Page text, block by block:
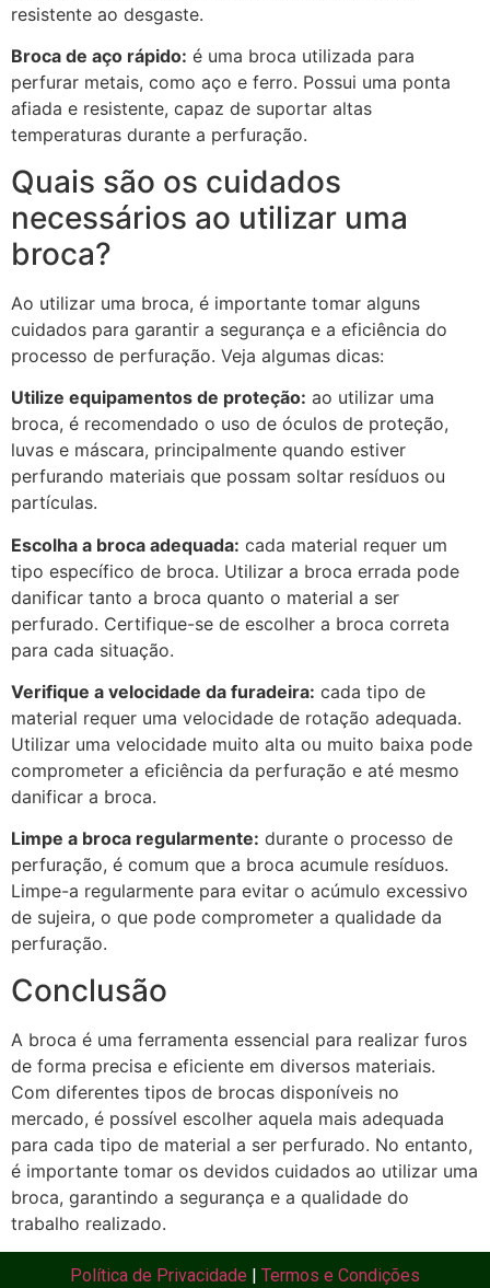
resistente ao desgaste.
Broca de aço rápido: é uma broca utilizada para
perfurar metais, como aço e ferro. Possui uma ponta
afiada e resistente, capaz de suportar altas
temperaturas durante a perfuração.
Quais são os cuidados
necessários ao utilizar uma
broca?
Ao utilizar uma broca, é importante tomar alguns
cuidados para garantir a segurança e a eficiência do
processo de perfuração. Veja algumas dicas:
Utilize equipamentos de proteção: ao utilizar uma
broca, é recomendado o uso de óculos de proteção,
luvas e máscara, principalmente quando estiver
perfurando materiais que possam soltar resíduos ou
partículas.
Escolha a broca adequada: cada material requer um
tipo específico de broca. Utilizar a broca errada pode
danificar tanto a broca quanto o material a ser
perfurado. Certifique-se de escolher a broca correta
para cada situação.
Verifique a velocidade da furadeira: cada tipo de
material requer uma velocidade de rotação adequada.
Utilizar uma velocidade muito alta ou muito baixa pode
comprometer a eficiência da perfuração e até mesmo
danificar a broca.
Limpe a broca regularmente: durante o processo de
perfuração, é comum que a broca acumule resíduos.
Limpe-a regularmente para evitar o acúmulo excessivo
de sujeira, o que pode comprometer a qualidade da
perfuração.
Conclusão
A broca é uma ferramenta essencial para realizar furos
de forma precisa e eficiente em diversos materiais.
Com diferentes tipos de brocas disponíveis no
mercado, é possível escolher aquela mais adequada
para cada tipo de material a ser perfurado. No entanto,
é importante tomar os devidos cuidados ao utilizar uma
broca, garantindo a segurança e a qualidade do
trabalho realizado.
Política de Privacidade | Termos e Condições